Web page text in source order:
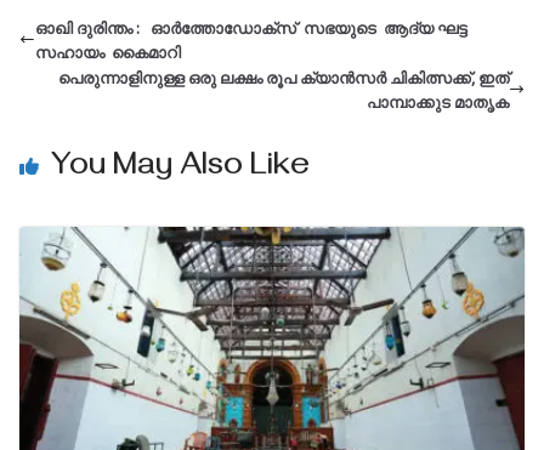
ഓഖി ദുരിന്തം : ഓർത്തോഡോക്‌സ് സഭയുടെ ആദ്യ ഘട്ട
സഹായം കൈമാറി
പെരുന്നാളിനുള്ള ഒരു ലക്ഷം രൂപ ക്യാൻസർ ചികിത്സക്ക്, ഇത്
പാമ്പാക്കുട മാതൃക
You May Also Like